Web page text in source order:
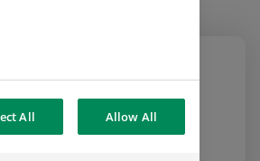
All Allow All